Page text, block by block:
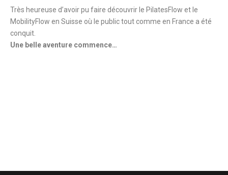
Très heureuse d’avoir pu faire découvrir le PilatesFlow et le
MobilityFlow en Suisse où le public tout comme en France a été
conquit.
Une belle aventure commence…